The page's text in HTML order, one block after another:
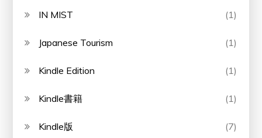
IN MIST (1)
Japanese Tourism (1)
Kindle Edition (1)
Kindle書籍 (1)
Kindle版 (7)